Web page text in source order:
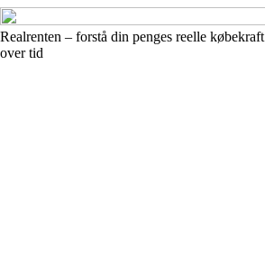
Realrenten – forstå din penges reelle købekraft
over tid